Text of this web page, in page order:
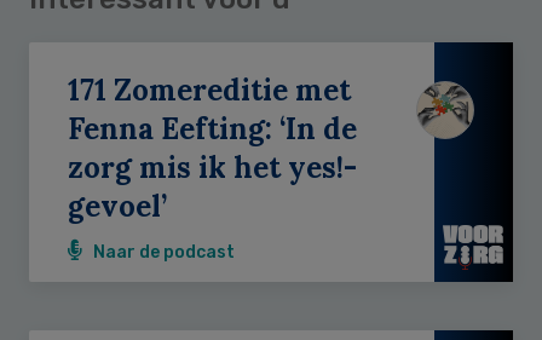
171 Zomereditie met
Fenna Eefting: ‘In de
zorg mis ik het yes!-
gevoel’
Naar de podcast